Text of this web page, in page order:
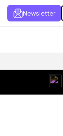
Newsletter